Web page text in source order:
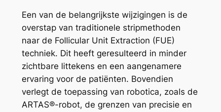
Een van de belangrijkste wijzigingen is de
overstap van traditionele stripmethoden
naar de Follicular Unit Extraction (FUE)
techniek. Dit heeft geresulteerd in minder
zichtbare littekens en een aangenamere
ervaring voor de patiënten. Bovendien
verlegt de toepassing van robotica, zoals de
ARTAS®-robot, de grenzen van precisie en